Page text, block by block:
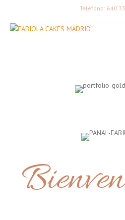
Teléfono: 640